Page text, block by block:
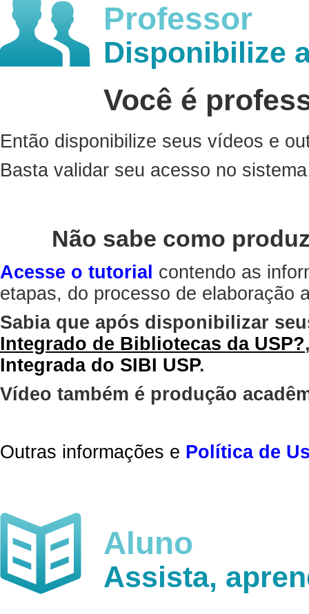
Professor
Disponibilize
Você é
Então disponibilize seus vídeos e
Basta validar seu acesso no
Não sabe como
Acesse o tutorial contendo as
etapas, do processo de elaboração
Sabia que após disponibilizar
Integrado de Bibliotecas da USP?
Integrada do SIBI USP.
Vídeo também é produção
Outras informações e Política de
Aluno
Assista,